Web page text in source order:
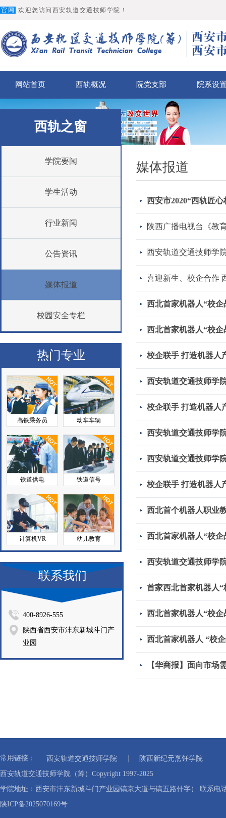
官网 欢迎您访问西安轨道交通技师学院！
网站首页 西轨概况 院党支部 院系设
西轨之窗
学院要闻
学生活动
行业新闻
公告资讯
媒体报道
校园安全专栏
热门专业
高铁乘务员 动车车辆
铁道供电 铁道信号
计算机VR 幼儿教育
联系我们
400-8926-555
陕西省西安市沣东新城斗门产
业园
媒体报道
西安市2020“西轨匠
陕西广播电视台《教
西安轨道交通技师学
喜迎新生、校企合作
西北首家机器人“校
西北首家机器人“校
校企联手 打造机器人
西安轨道交通技师学
校企联手 打造机器人
西安轨道交通技师学
西安轨道交通技师学
校企联手 打造机器人
西北首个机器人职业
西北首家机器人“校
西安轨道交通技师学
首家西北首家机器人
西北首家机器人“校
西北首家机器人 “校
【华商报】面向市场
常用链接： 西安轨道交通技师学院
陕西新纪元烹饪学院
西安轨道交通技师学院（筹）Copyright 1997-2025
学院地址：西安市沣东新城斗门产业园镐京大道与镐五路什字） 联系电
陕ICP备2025070169号